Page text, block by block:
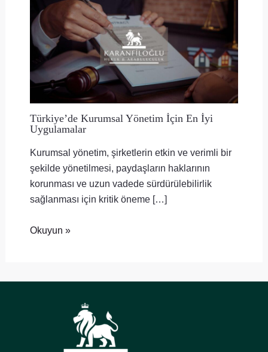
Türkiye’de Kurumsal Yönetim İçin En İyi
Uygulamalar
Kurumsal yönetim, şirketlerin etkin ve verimli bir
şekilde yönetilmesi, paydaşların haklarının
korunması ve uzun vadede sürdürülebilirlik
sağlanması için kritik öneme […]
Okuyun »